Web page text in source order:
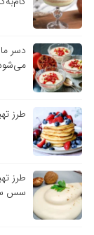
طرز
طرز
سس